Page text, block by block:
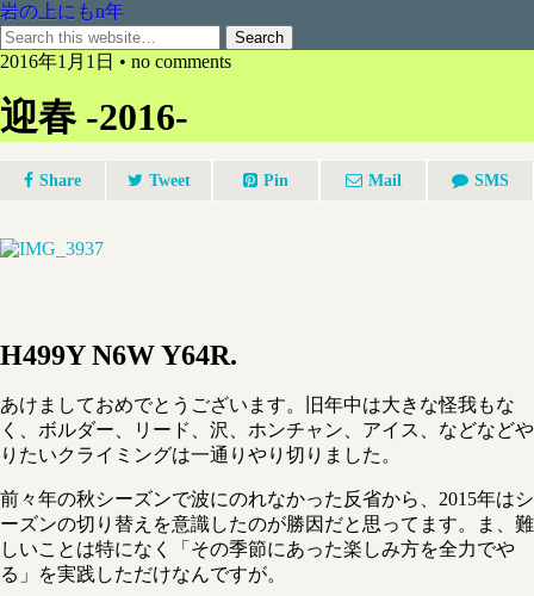
岩の上にもn年
2016年1月1日 • no comments
迎春 -2016-
Share Tweet Pin Mail SMS
H499Y N6W Y64R.
あけましておめでとうございます。旧年中は大きな怪我もな
く、ボルダー、リード、沢、ホンチャン、アイス、などなどや
りたいクライミングは一通りやり切りました。
前々年の秋シーズンで波にのれなかった反省から、2015年はシ
ーズンの切り替えを意識したのが勝因だと思ってます。ま、難
しいことは特になく「その季節にあった楽しみ方を全力でや
る」を実践しただけなんですが。